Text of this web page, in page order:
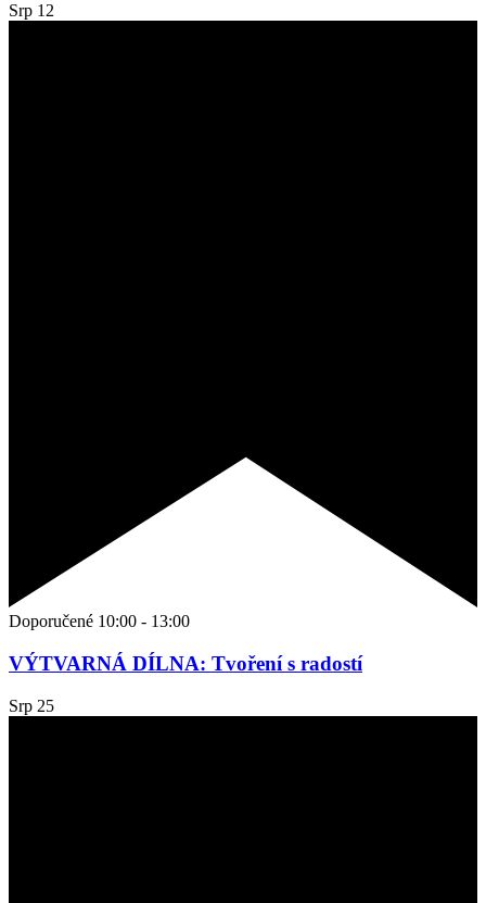
Srp 12
Doporučené 10:00 - 13:00
VÝTVARNÁ DÍLNA: Tvoření s radostí
Srp 25